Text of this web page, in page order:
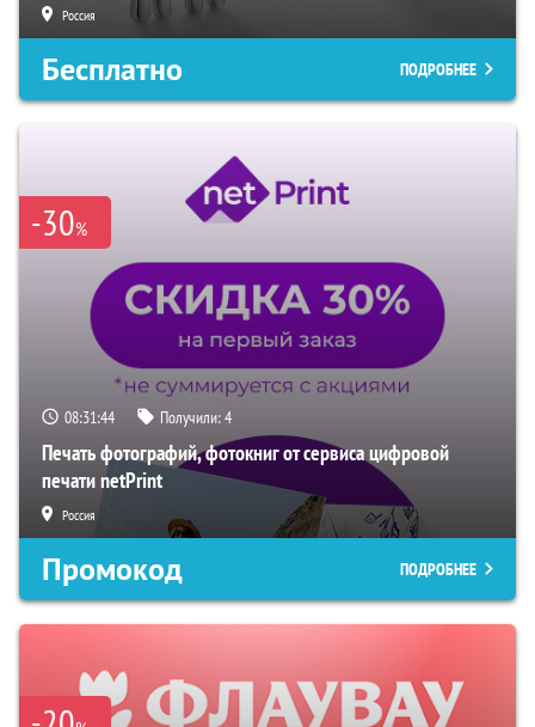
Россия
Бесплатно ПОДРОБНЕЕ
-30%
08:31:43 Получили:4
Печать фотографий, фотокниг от сервиса цифровой
печати netPrint
Россия
Промокод ПОДРОБНЕЕ